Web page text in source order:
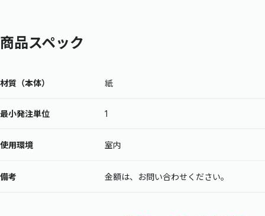
商品スペック
材質（本体） 紙
最小発注単位 1
使用環境 室内
備考 金額は、お問い合わせください。